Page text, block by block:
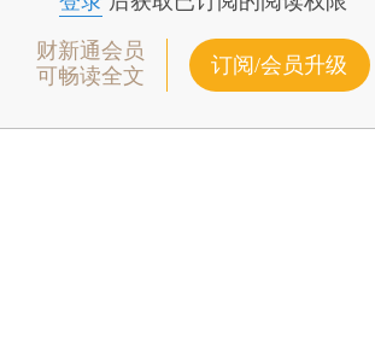
财新通会员
可畅读全文
订阅/会员升级